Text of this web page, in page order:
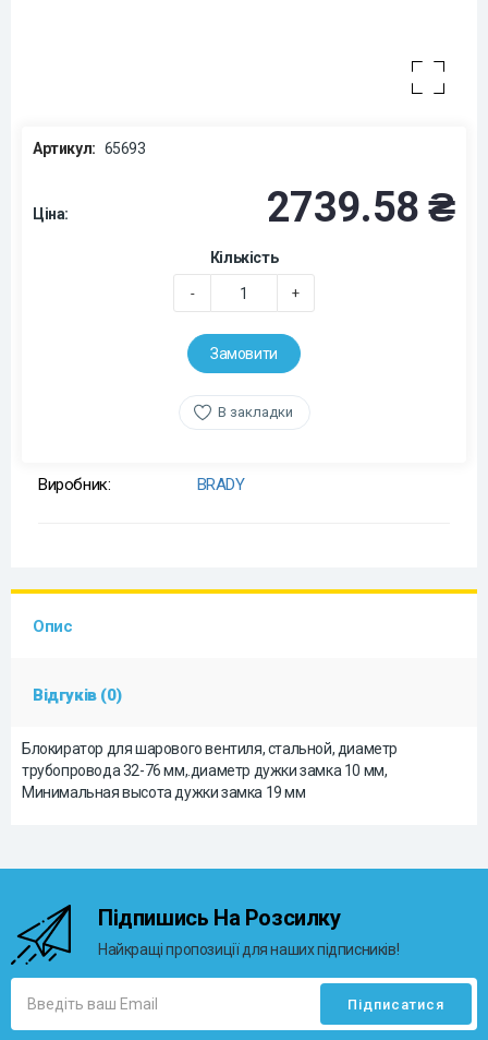
Артикул: 65693
Ціна: 2739.58 ₴
Кількість
- +
Замовити
В закладки
Виробник: BRADY
Опис
Відгуків (0)
Блокиратор для шарового вентиля, стальной, диаметр
трубопровода 32-76 мм,.диаметр дужки замка 10 мм,
Минимальная высота дужки замка 19 мм
Підпишись На Розсилку
Найкращі пропозиції для наших підписників!